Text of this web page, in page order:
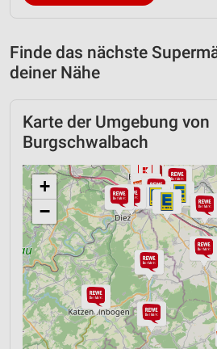
Finde das nächste
deiner Nähe
Karte der Umgebung von
Burgschwalbach
+
−